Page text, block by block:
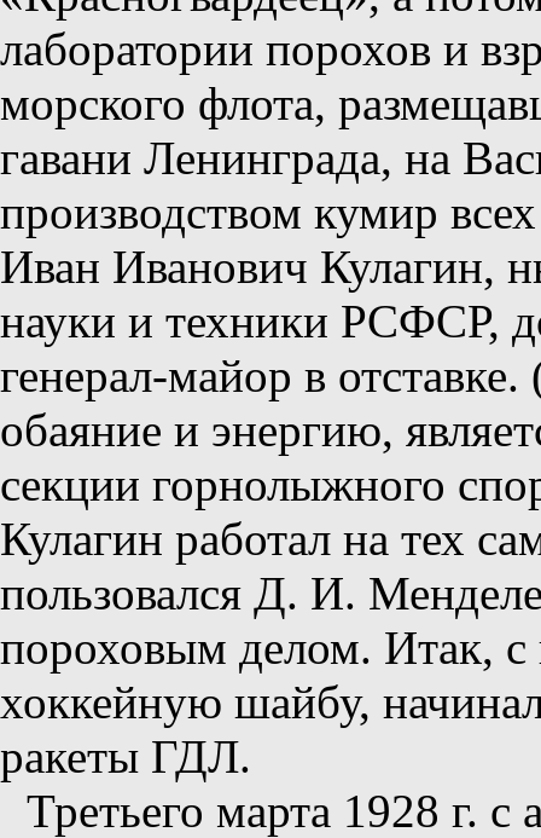
лаборатории порохов и
морского флота,
гавани Ленинграда, на
производством кумир
Иван Иванович Кулагин,
науки и техники РСФСР,
генерал-майор в
обаяние и энергию,
секции горнолыжного
Кулагин работал на тех
пользовался Д. И.
пороховым делом. Итак,
хоккейную шайбу,
ракеты ГДЛ.
Третьего марта 1928 г. с